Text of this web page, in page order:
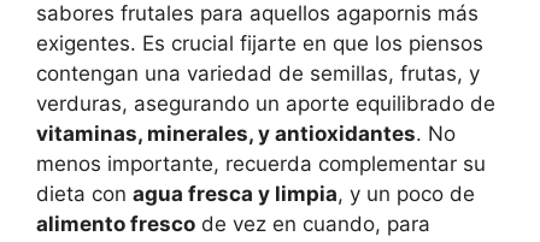
sabores frutales para aquellos agapornis más
exigentes. Es crucial fijarte en que los piensos
contengan una variedad de semillas, frutas, y
verduras, asegurando un aporte equilibrado de
vitaminas, minerales, y antioxidantes. No
menos importante, recuerda complementar su
dieta con agua fresca y limpia, y un poco de
alimento fresco de vez en cuando, para